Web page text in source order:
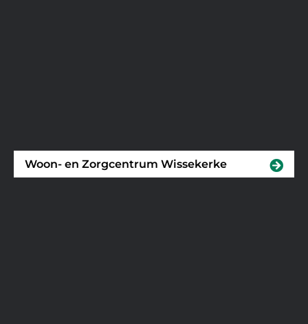
Woon- en Zorgcentrum Wissekerke